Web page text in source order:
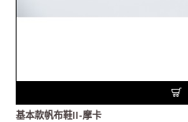
基本款帆布鞋II-摩卡